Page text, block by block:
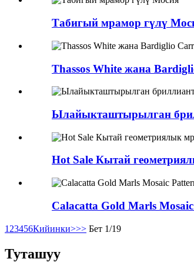
Табигый мрамор гүлү
Thassos White жана
Ылайыкташтырылган
Hot Sale Кытай
Calacatta Gold Marls
1 23456Кийинки>>> Бет 1/19
Туташуу